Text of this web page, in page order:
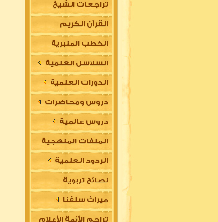
تراجعات الشيخ
القرآن الكريم
الخطب المنبرية
السلاسل العلمية
الدورات العلمية
دروس ومحاضرات
دروس عالمية
الملفات المنهجية
الردود العلمية
نصائح تربوية
ميراث سلفنا
تراجم الأئمة الأعلام